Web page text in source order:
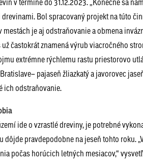
Bol spracovaný projekt na túto
je aj odstraňovanie a obmena
častokrát znamená výrub viacročného
extrémne rýchlemu rastu priestorovo
pajaseň žliazkatý a javorovec
ich odstraňovanie.
ide o vzrastlé dreviny, je potrebné
pravdepodobne na jeseň tohto roku.
počas horúcich letných mesiacov,“